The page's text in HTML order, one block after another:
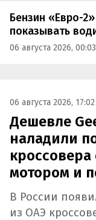
Бензин «Евро-
показывать
06 августа 2026, 00:03
06 августа 2026, 17:02
Дешевле
наладили
мотором и
В России
из ОАЭ